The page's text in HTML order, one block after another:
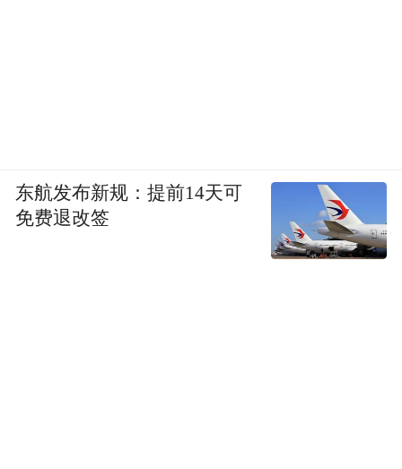
东航发布新规：提前14天可
免费退改签